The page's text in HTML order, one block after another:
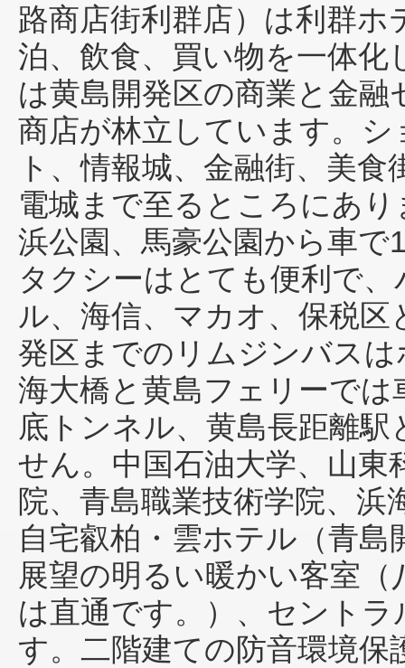
路商店街利群店）は利群
泊、飲食、買い物を一体
は黄島開発区の商業と金
商店が林立しています。
ト、情報城、金融街、美
電城まで至るところにあ
浜公園、馬豪公園から車
タクシーはとても便利で
ル、海信、マカオ、保税
発区までのリムジンバス
海大橋と黄島フェリーで
底トンネル、黄島長距離
せん。中国石油大学、山東
院、青島職業技術学院、
自宅叡柏・雲ホテル（青
展望の明るい暖かい客室
は直通です。）、セント
す。二階建ての防音環境